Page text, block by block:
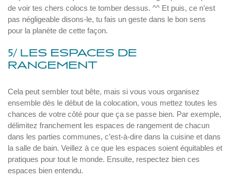
de voir tes chers colocs te tomber dessus. ^^ Et puis, ce n’est
pas négligeable disons-le, tu fais un geste dans le bon sens
pour la planète de cette façon.
5/ LES ESPACES DE
RANGEMENT
Cela peut sembler tout bête, mais si vous vous organisez
ensemble dès le début de la colocation, vous mettez toutes les
chances de votre côté pour que ça se passe bien. Par exemple,
délimitez franchement les espaces de rangement de chacun
dans les parties communes, c’est-à-dire dans la cuisine et dans
la salle de bain. Veillez à ce que les espaces soient équitables et
pratiques pour tout le monde. Ensuite, respectez bien ces
espaces bien entendu.